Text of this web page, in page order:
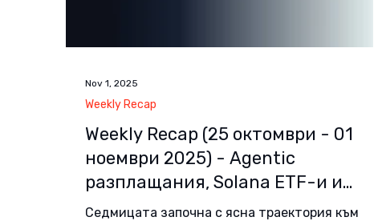
Weekly Recap (25 октомври - 01
ноември 2025) - Agentic
разплащания, Solana ETF-и и
стейбълкойн офанзива
Седмицата започна с ясна траектория към
Weekly Recap
Nov 1, 2025